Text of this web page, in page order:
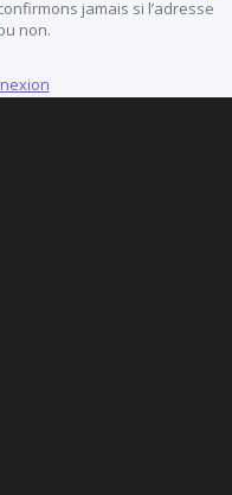
jamais si l’adresse
non.